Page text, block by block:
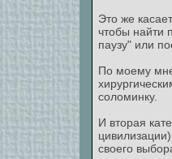
Это же
чтобы найти
паузу" или
По моему
соломинку.
И вторая
своего